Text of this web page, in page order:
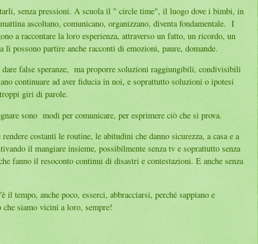
senza pressioni. A scuola il " circle time", il luogo dove i bimbi, in
ascoltano, comunicano, organizzano, diventa fondamentale. I
a raccontare la loro esperienza, attraverso un fatto, un ricordo, un
lì possono partire anche racconti di emozioni, paure, domande.
false speranze, ma proporre soluzioni raggiungibili, condivisibili
continuare ad aver fiducia in noi, e soprattutto soluzioni o ipotesi
giri di parole.
sono modi per comunicare, per esprimere ciò che si prova.
rendere costanti le routine, le abitudini che danno sicurezza, a casa e a
il mangiare insieme, possibilmente senza tv e soprattutto senza
fanno il resoconto continui di disastri e contestazioni. E anche senza
il tempo, anche poco, esserci, abbracciarsi, perché sappiano e
che siamo vicini a loro, sempre!